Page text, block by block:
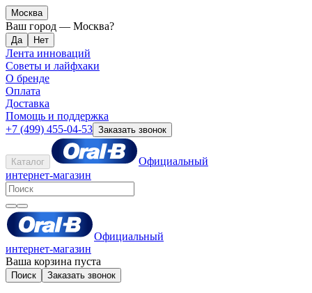
Москва
Ваш город — Москва?
Лента инноваций
Советы и лайфхаки
О бренде
Оплата
Доставка
Помощь и поддержка
+7 (499) 455-04-53 Заказать звонок
Каталог
Официальный
интернет-магазин
Официальный
интернет-магазин
Ваша корзина пуста
Поиск Заказать звонок